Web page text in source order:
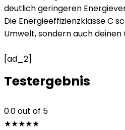
deutlich geringeren
Die Energieeffizienzklasse C
Umwelt, sondern auch deinen
[ad_2]
Testergebnis
0.0out of 5
★★★★★